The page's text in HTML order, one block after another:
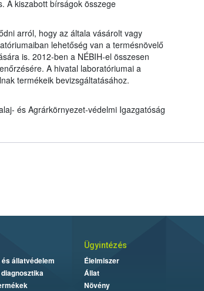
A kiszabott bírságok összege
arról, hogy az általa vásárolt vagy
lehetőség van a termésnövelő
is. 2012-ben a NÉBIH-el összesen
A hivatal laboratóriumai a
termékeik bevizsgáltatásához.
és Agrárkörnyezet-védelmi Igazgatóság
állatvédelem
Ügyintézés
Élelmiszer
Állat
Növény